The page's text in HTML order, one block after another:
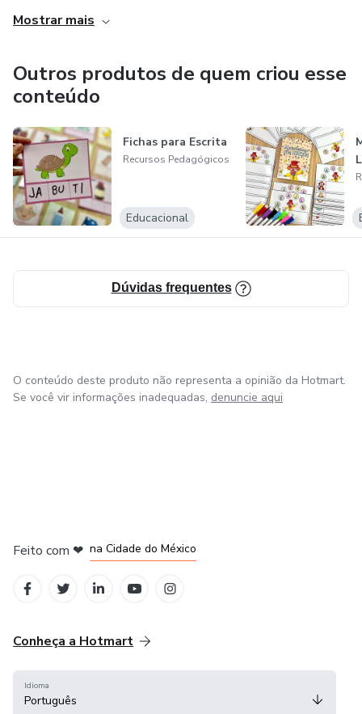
Mostrar mais
Outros produtos de quem criou esse
conteúdo
Fichas para Escrita
Recursos Pedagógicos
Educacional
Dúvidas frequentes
O conteúdo deste produto não representa a opinião da Hotmart.
Se você vir informações inadequadas, denuncie aqui
Feito com ❤ na Cidade do México
Conheça a Hotmart
Idioma
Português